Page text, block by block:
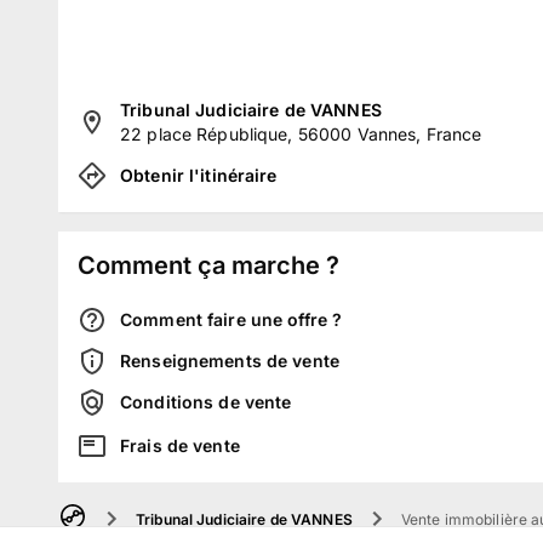
Tribunal Judiciaire de VANNES
22 place République, 56000 Vannes, France
Obtenir l'itinéraire
Comment ça marche ?
Comment faire une offre ?
Renseignements de vente
Conditions de vente
Frais de vente
Tribunal Judiciaire de VANNES Vente immobilière